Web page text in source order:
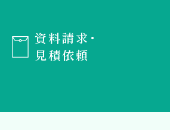
資料請求・
見積依頼